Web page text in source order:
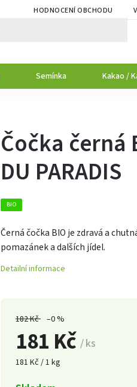
HODNOCENÍ OBCHODU
Semínka Kakao /
182 Kč –0 %
181 Kč / ks
181 Kč / 1 kg
Čočka černá
DU PARADIS
BIO
Černá čočka BIO je zdravá a
pomazánek a dalších jídel.
Detailní informace